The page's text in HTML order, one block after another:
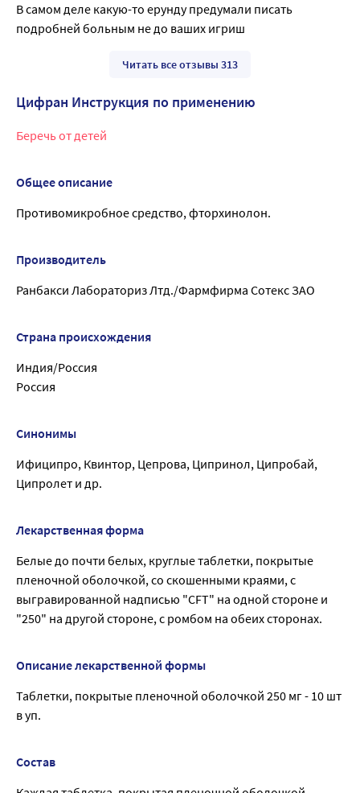
В самом деле какую-то ерунду предумали писать
подробней больным не до ваших игриш
Читать все отзывы 313
Цифран Инструкция по применению
Беречь от детей
Общее описание
Противомикробное средство, фторхинолон.
Производитель
Ранбакси Лабораториз Лтд./Фармфирма Сотекс ЗАО
Страна происхождения
Индия/Россия
Россия
Синонимы
Ифиципро, Квинтор, Цепрова, Ципринол, Ципробай,
Ципролет и др.
Лекарственная форма
Белые до почти белых, круглые таблетки, покрытые
пленочной оболочкой, со скошенными краями, с
выгравированной надписью "CFT" на одной стороне и
"250" на другой стороне, с ромбом на обеих сторонах.
Описание лекарственной формы
Таблетки, покрытые пленочной оболочкой 250 мг - 10 шт
в уп.
Состав